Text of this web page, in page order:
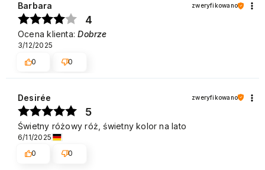
Barbara zweryfikowano
4
Ocena klienta:Dobrze
3/12/2025
0
0
Desirée zweryfikowano
5
Świetny różowy róż, świetny kolor na lato
6/11/2025
0
0